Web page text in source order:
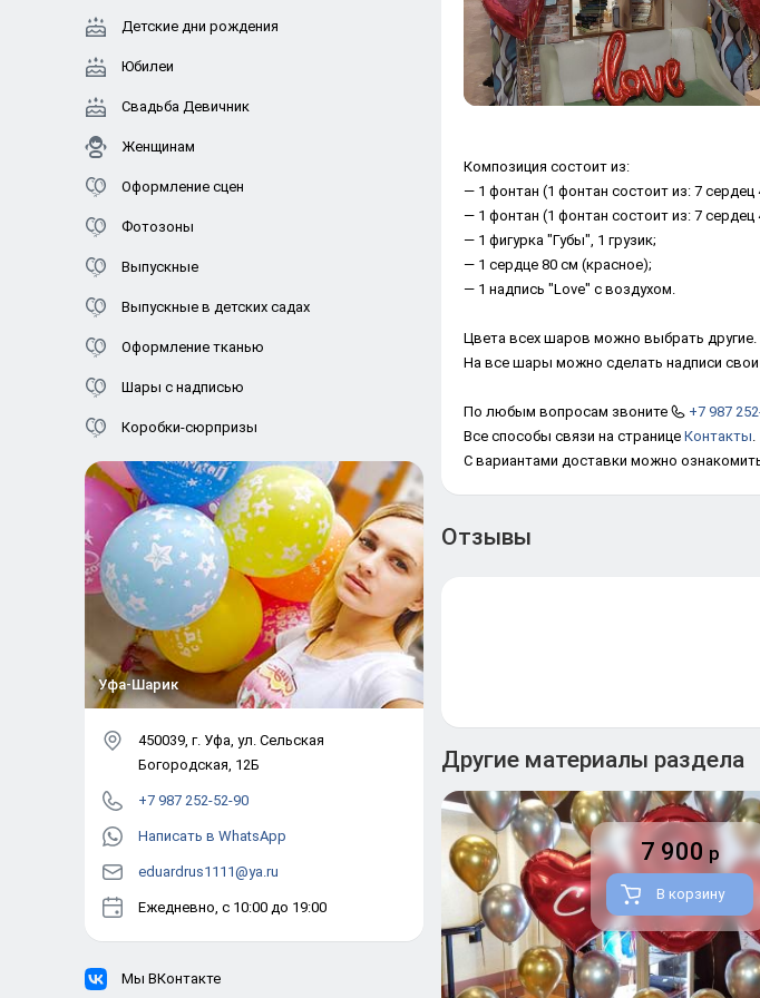
Композиция состоит из:
— 1 фонтан (1 фонтан состоит из: 7
— 1 фонтан (1 фонтан состоит из: 7 сердец
— 1 фигурка "Губы", 1 грузик;
— 1 сердце 80 см (красное);
— 1 надпись "Love" с воздухом.
Цвета всех шаров можно выбрать другие.
На все шары можно сделать надписи
По любым вопросам звоните +7 987
Все способы связи на странице Контакты.
С вариантами доставки можно
Отзывы
Другие материалы раздела
7 900 р
В корзину
Детские дни рождения
Юбилеи
Свадьба Девичник
Женщинам
Оформление сцен
Фотозоны
Выпускные
Выпускные в детских садах
Оформление тканью
Шары с надписью
Коробки-сюрпризы
Уфа-Шарик
450039, г. Уфа, ул. Сельская
Богородская, 12Б
+7 987 252-52-90
Написать в WhatsApp
eduardrus1111@ya.ru
Ежедневно, с 10:00 до 19:00
Мы ВКонтакте